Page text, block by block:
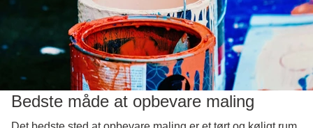
Bedste måde at opbevare maling